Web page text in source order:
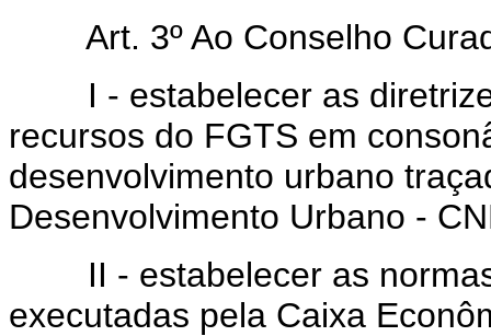
Art. 3º Ao Conselho
I - estabelecer as
recursos do FGTS em
desenvolvimento urbano
Desenvolvimento Urbano -
II - estabelecer as normas
executadas pela Caixa